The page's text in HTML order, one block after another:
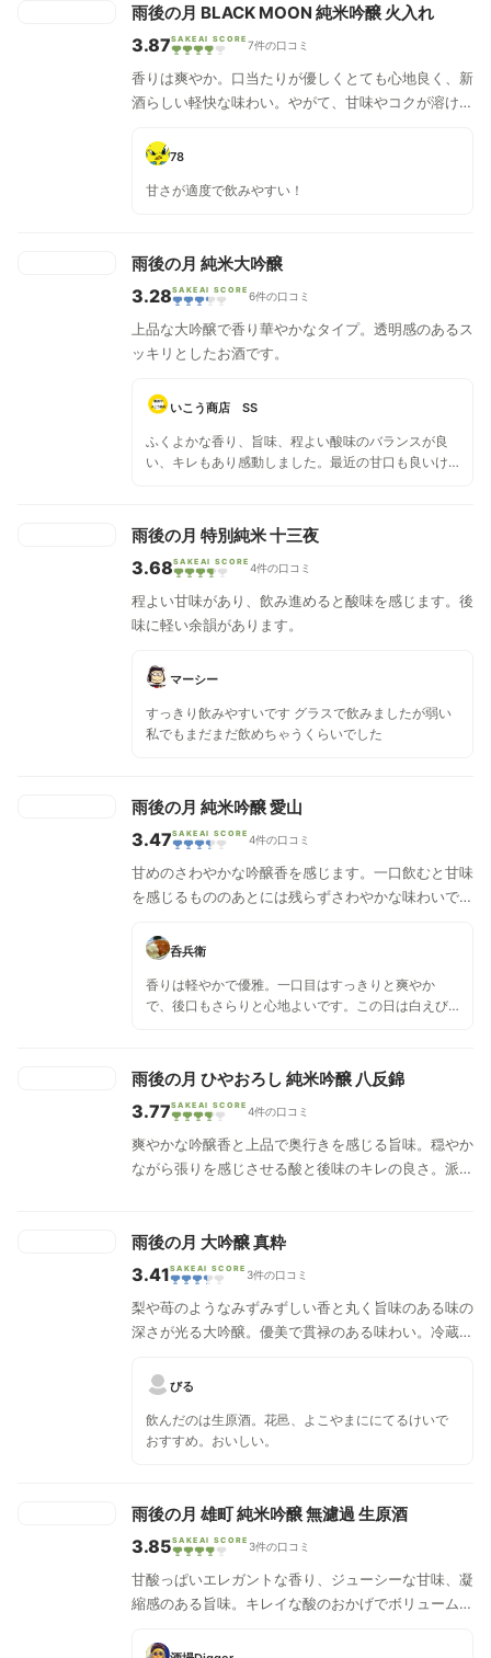
雨後の月 BLACK MOON 純米吟醸 火入れ
3.87SAKEAI SCORE 7件の口コミ
香りは爽やか。口当たりが優しくとても心地良く、新
酒らしい軽快な味わい。やがて、甘味やコクが溶け出
78
甘さが適度で飲みやすい！
雨後の月 純米大吟醸
3.28SAKEAI SCORE 6件の口コミ
上品な大吟醸で香り華やかなタイプ。透明感のあるス
ッキリとしたお酒です。
いこう商店 SS
ふくよかな香り、旨味、程よい酸味のバランスが良
い、キレもあり感動しました。最近の甘口も良いけ
雨後の月 特別純米 十三夜
3.68SAKEAI SCORE 4件の口コミ
程よい甘味があり、飲み進めると酸味を感じます。後
味に軽い余韻があります。
マーシー
すっきり飲みやすいです グラスで飲みましたが弱い
私でもまだまだ飲めちゃうくらいでした
雨後の月 純米吟醸 愛山
3.47SAKEAI SCORE 4件の口コミ
甘めのさわやかな吟醸香を感じます。一口飲むと甘味
を感じるもののあとには残らずさわやかな味わいで
呑兵衛
香りは軽やかで優雅。一口目はすっきりと爽やか
で、後口もさらりと心地よいです。この日は白えび
しのおつまみを手元に、ラベルのメッセージを楽し
みながら、じっくりゆっくり飲むのも良いかも🥰
雨後の月 ひやおろし 純米吟醸 八反錦
3.77SAKEAI SCORE 4件の口コミ
爽やかな吟醸香と上品で奥行きを感じる旨味。穏やか
ながら張りを感じさせる酸と後味のキレの良さ。派手
に仕上がっている。飲む温度帯も、冷酒、常温、燗酒
とあらゆる温度でも楽しむことが出来るオールラウン
ダーなお酒。
雨後の月 大吟醸 真粋
3.41SAKEAI SCORE 3件の口コミ
梨や苺のようなみずみずしい香と丸く旨味のある味の
深さが光る大吟醸。優美で貫禄のある味わい。冷蔵庫
びる
飲んだのは生原酒。花邑、よこやまににてるけいで
おすすめ。おいしい。
雨後の月 雄町 純米吟醸 無濾過 生原酒
3.85SAKEAI SCORE 3件の口コミ
甘酸っぱいエレガントな香り、ジューシーな甘味、凝
縮感のある旨味。キレイな酸のおかげでボリュームが
味と雄町のふくよかな味が楽しめる味付けが特に合